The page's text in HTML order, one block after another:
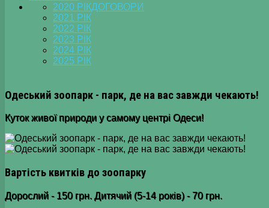
ДОГОВОРИ
2020 РІК
2021 РІК
2022 РІК
2023 РІК
2024 РІК
2025 РІК
Одеський зоопарк - парк, де на вас завжди чекають!
Куток живої природи у самому центрі Одеси!
Вартість квитків до зоопарку
Дорослий - 150 грн. Дитячий (5-14 років) - 70 грн.